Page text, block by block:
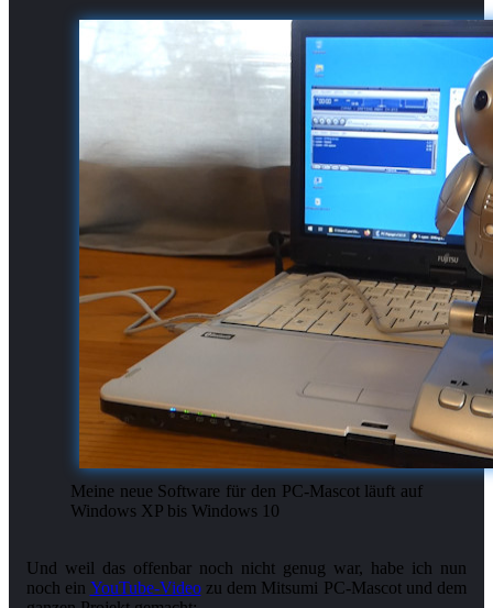
Meine neue Software für den PC-Mascot läuft auf
Windows XP bis Windows 10
Und weil das offenbar noch nicht genug war, habe ich nun
noch ein YouTube-Videozu dem Mitsumi PC-Mascot und dem